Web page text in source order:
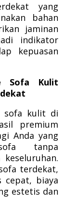
yang
bahan
jaminan
indikator
kepuasan
Sofa Kulit
sofa kulit di
premium
Anda yang
tanpa
terdekat,
cepat, biaya
estetis dan